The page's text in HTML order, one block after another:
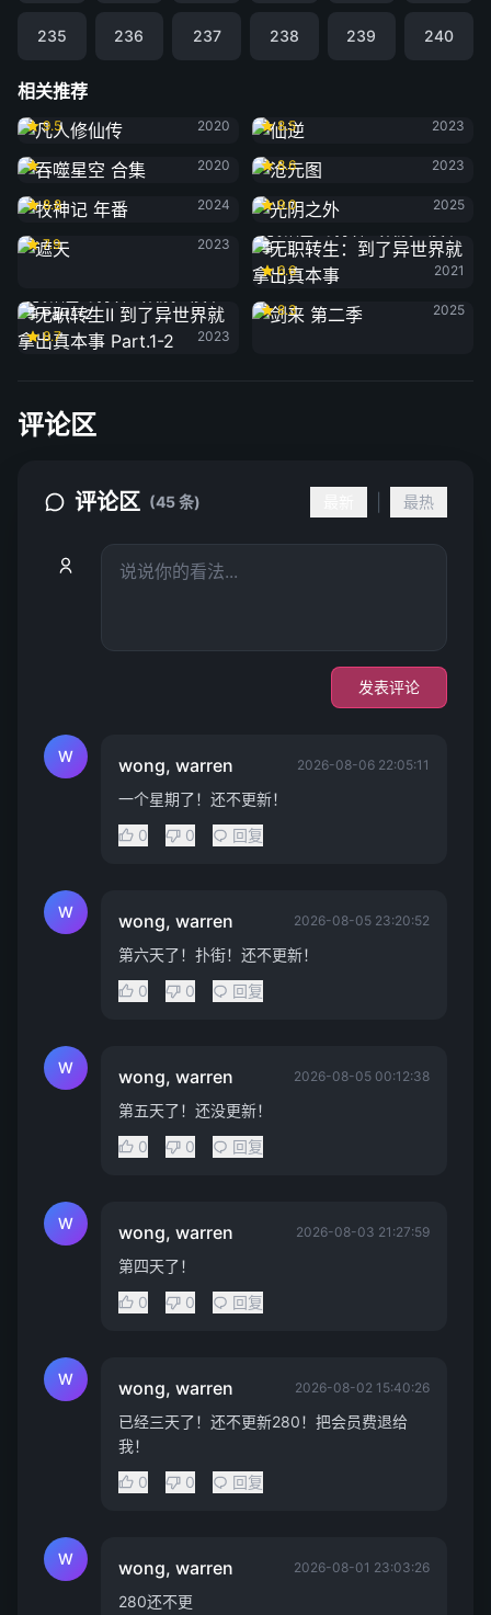
235 236 237 238 239 240
相关推荐
凡人修仙传
9.5
2020
8.5
2023
吞噬星空 合集
2020
沧元图
8.6
2023
牧神记 年番
8.8
2024
光阴之外
9.0
2025
遮天
7.9
2023
事
6.6
2021
事 Part.1-2
8.7
2023
剑来 第二季
8.3
2025
评论区
评论区 (45 条) 最热
发表评论
W wong, warren 2026-08-06 22:05:11
一个星期了！还不更新！
0
0 回复
W wong, warren 2026-08-05 23:20:52
第六天了！扑街！还不更新！
0
0 回复
W wong, warren 2026-08-05 00:12:38
第五天了！还没更新！
0
0 回复
W wong, warren 2026-08-03 21:27:59
第四天了！
0
0 回复
W wong, warren 2026-08-02 15:40:26
已经三天了！还不更新280！把会员费退给
我！
0
0 回复
W wong, warren 2026-08-01 23:03:26
280还不更